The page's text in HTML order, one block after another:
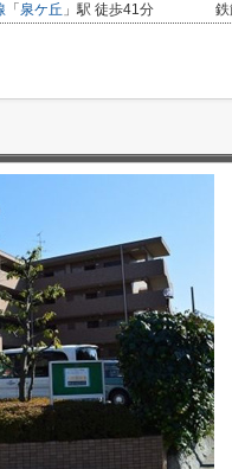
「 泉ケ丘 」駅 徒歩41分
鉄